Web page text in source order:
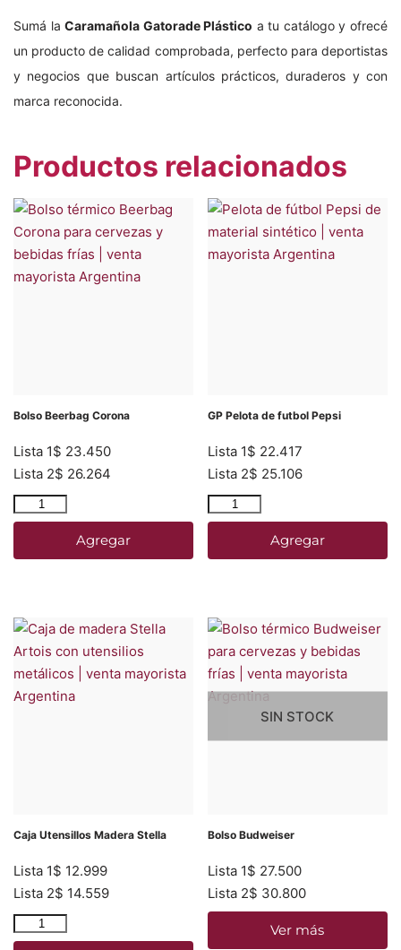
Sumá laCaramañola Gatorade Plástico a tu catálogo y ofrecé
un producto de calidad comprobada, perfecto para deportistas
y negocios que buscan artículos prácticos, duraderos y con
marca reconocida.
Productos relacionados
Bolso Beerbag Corona
Lista 1$ 23.450
Lista 2$ 26.264
Agregar
GP Pelota de futbol Pepsi
Lista 1$ 22.417
Lista 2$ 25.106
Agregar
Caja Utensillos Madera Stella
Lista 1$ 12.999
Lista 2$ 14.559
SIN STOCK
Bolso Budweiser
Lista 1$ 27.500
Lista 2$ 30.800
Ver más